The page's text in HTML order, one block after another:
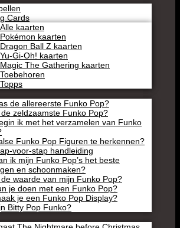
Cards
Alle kaarten
Pokémon kaarten
Dragon Ball Z kaarten
Yu-Gi-Oh! kaarten
Magic The Gathering kaarten
Toebehoren
Topps
de allereerste Funko Pop?
de zeldzaamste Funko Pop?
ik met het verzamelen van Funko
Funko Pop Figuren te herkennen?
voor-stap handleiding
ik mijn Funko Pop’s het beste
en schoonmaken?
de waarde van mijn Funko Pop?
je doen met een Funko Pop?
je een Funko Pop Display?
Bitty Pop Funko?